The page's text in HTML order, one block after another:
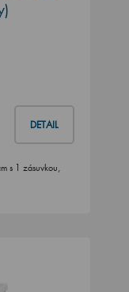
DETAIL
s 1 zásuvkou,